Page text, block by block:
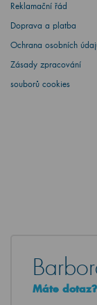
Reklamační řád
Doprava a platba
Ochrana osobních
Zásady zpracování
souborů cookies
Máte